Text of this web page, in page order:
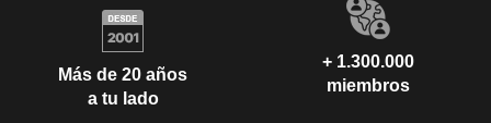
Más de 20 años
a tu lado
+ 1.300.000
miembros